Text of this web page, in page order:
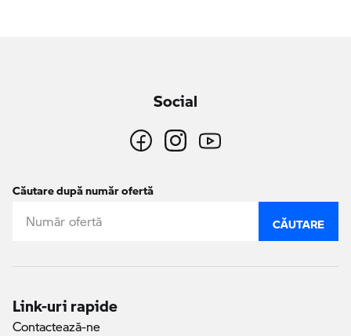
Social
Căutare după număr ofertă
CĂUTARE
Link-uri rapide
Contactează-ne